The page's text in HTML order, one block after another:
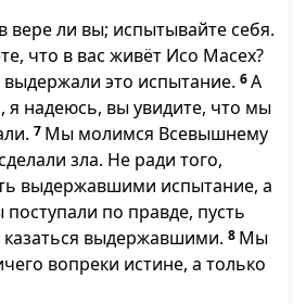
вере ли вы; испытывайте себя.
что в вас живёт Исо Масех?
это испытание. 6А
я надеюсь, вы увидите, что мы
7 Мы молимся Всевышнему
зла. Не ради того,
выдержавшими испытание, а
по правде, пусть
выдержавшими. 8 Мы
вопреки истине, а только